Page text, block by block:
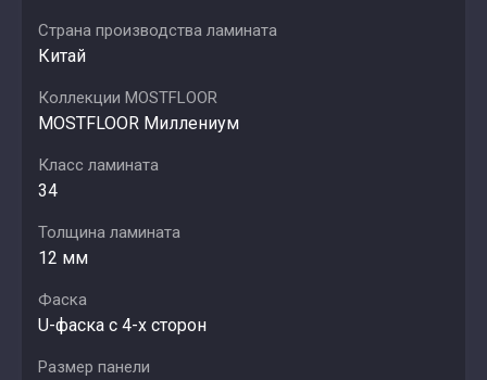
Страна производства ламината
Китай
Коллекции MOSTFLOOR
MOSTFLOOR Миллениум
Класс ламината
34
Толщина ламината
12 мм
Фаска
U-фаска с 4-х сторон
Размер панели